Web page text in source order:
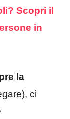
Scopri il
in
la
ci